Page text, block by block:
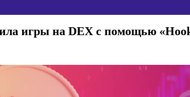
игры на DEX с помощью